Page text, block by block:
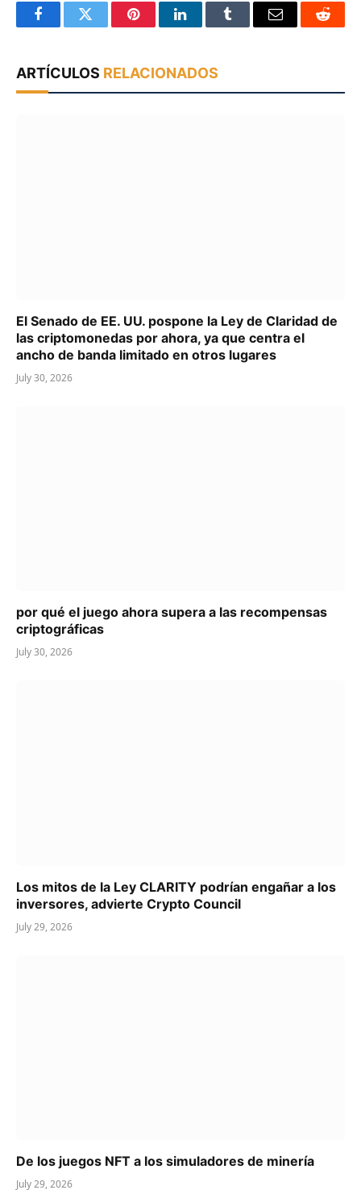
FacebookTwitter PinterestLinkedInTumblr Email Reddit
ARTÍCULOS RELACIONADOS
El Senado de EE. UU. pospone la Ley de Claridad de
las criptomonedas por ahora, ya que centra el
ancho de banda limitado en otros lugares
July 30, 2026
por qué el juego ahora supera a las recompensas
criptográficas
July 30, 2026
Los mitos de la Ley CLARITY podrían engañar a los
inversores, advierte Crypto Council
July 29, 2026
De los juegos NFT a los simuladores de minería
July 29, 2026